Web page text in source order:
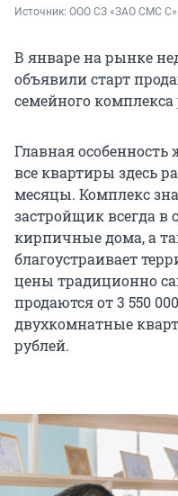
Источник: ООО СЗ «ЗАО СМС С»
В январе на рынке
объявили старт
семейного
Главная
все квартиры здесь
месяцы. Комплекс
застройщик всегда в
кирпичные дома, а
благоустраивает
цены традиционно
продаются от 3 550
двухкомнатные
рублей.